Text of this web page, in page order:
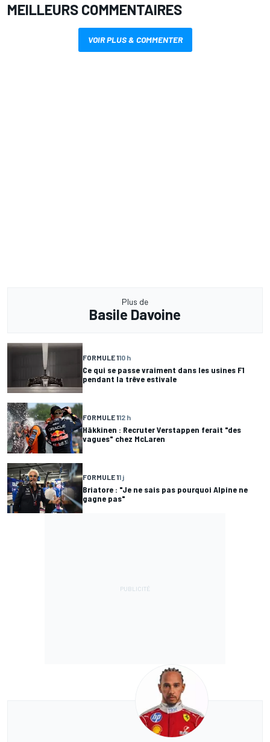
MEILLEURS COMMENTAIRES
VOIR PLUS & COMMENTER
Plus de
Basile Davoine
FORMULE 110 h
Ce qui se passe vraiment dans les usines F1
pendant la trêve estivale
FORMULE 112 h
Häkkinen : Recruter Verstappen ferait "des
vagues" chez McLaren
FORMULE 11 j
Briatore : "Je ne sais pas pourquoi Alpine ne
gagne pas"